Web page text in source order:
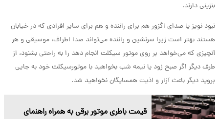
بنزینی دارند.
نبود نویز یا صدای اگزور هم برای راننده و هم برای سایر افرادی که در خیابان
هستند بهتر است زیرا سرنشین و راننده می‌تواند صدا اطراف، موسیقی و هر
آنچیزی که می‌خواهد بر روی موتور سیکلت انجام دهد را به راحتی بشنود، از
طرف دیگر اگر صبح زود یا نیمه شب بخواهید با موتورسیکلت خود به جایی
بروید دیگر باعث آزار و اذیت همسایگان نخواهید شد.
قیمت باطری موتور برقی به همراه راهنمای